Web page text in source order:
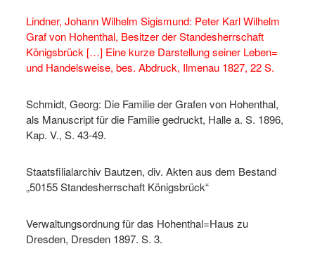
Lindner, Johann Wilhelm Sigismund: Peter Karl Wilhelm
Graf von Hohenthal, Besitzer der Standesherrschaft
Königsbrück […] Eine kurze Darstellung seiner Leben=
und Handelsweise, bes. Abdruck, Ilmenau 1827, 22 S.
Schmidt, Georg: Die Familie der Grafen von Hohenthal,
als Manuscript für die Familie gedruckt, Halle a. S. 1896,
Kap. V., S. 43-49.
Staatsfilialarchiv Bautzen, div. Akten aus dem Bestand
„50155 Standesherrschaft Königsbrück“
Verwaltungsordnung für das Hohenthal=Haus zu
Dresden, Dresden 1897. S. 3.